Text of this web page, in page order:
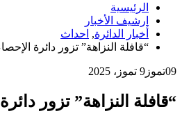
الرئيسية
ارشيف الأخبار
أخبار الدائرة, احداث
“قافلة النزاهة” تزور دائرة
09تموز 9 تموز، 2025
“قافلة النزاهة” تزور